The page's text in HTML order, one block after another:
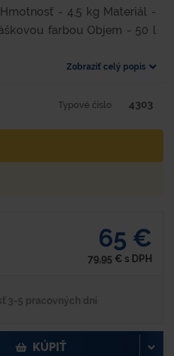
- 4,5 kg Materiál -
farbou Objem - 50 l
Zobraziť celý popis
Typové číslo 4303
65 €
79,95 € s DPH
3-5 pracovných dní
KÚPIŤ